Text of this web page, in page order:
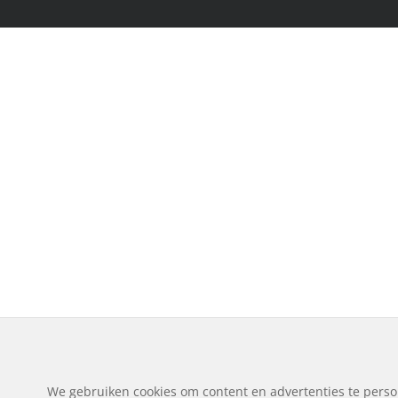
We gebruiken cookies om content en advertenties te